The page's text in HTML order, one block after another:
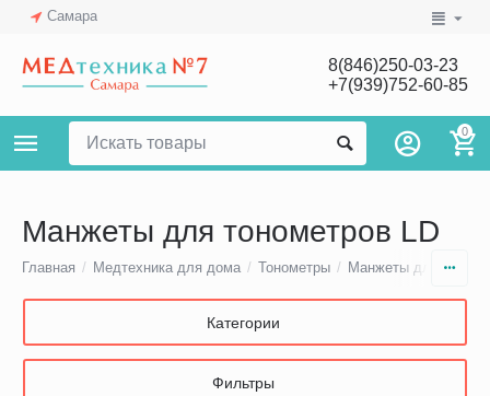
Самара
8(846)250-03-23
+7(939)752-60-85
0
Манжеты для тонометров LD
Главная / Медтехника для дома / Тонометры / Манжеты для
Категории
Фильтры